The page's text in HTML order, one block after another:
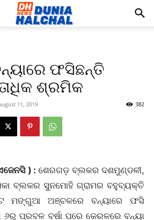
ଫସିଛନ୍ତି
ଶ୍ରମିକ
11, 2019 382
) : ଶେରଗଡ଼ ବ୍ଲକର ଦଶମୁଣ୍ଡଳୀ,
ବ୍ଲକର ସୁନମୋହି ଗ୍ରାମର ବହୁବ୍ୟକ୍ତି
ମଙ୍ଗୁଆ ଅଞ୍ଚଳରେ ବନ୍ୟାରେ ଫସି
୬ରୁ ପ୍ରବଳ ବର୍ଷା ପରେ କେରଳରେ ବନ୍ୟା